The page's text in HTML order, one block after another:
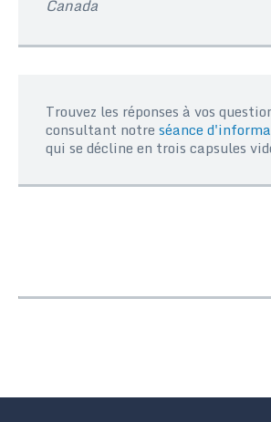
Canada
Trouvez les réponses à vos
consultant notre séance
qui se décline en trois capsules